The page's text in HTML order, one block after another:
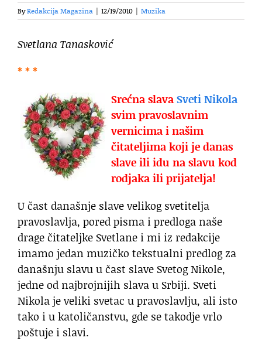
ByRedakcija Magazina 12/19/2010 Muzika
Svetlana Tanasković
* * *
Srećna slavaSveti Nikola
svim pravoslavnim
vernicima i našim
čitateljima koji je danas
slave ili idu na slavu kod
rodjaka ili prijatelja!
U čast današnje slave velikog svetitelja
pravoslavlja, pored pisma i predloga naše
drage čitateljke Svetlane i mi iz redakcije
imamo jedan muzičko tekstualni predlog za
današnju slavu u čast slave Svetog Nikole,
jedne od najbrojnijih slava u Srbiji. Sveti
Nikola je veliki svetac u pravoslavlju, ali isto
tako i u katoličanstvu, gde se takodje vrlo
poštuje i slavi.